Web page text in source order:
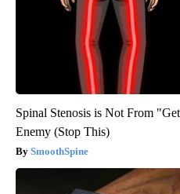
Spinal Stenosis is Not From
Enemy (Stop This)
SmoothSpine